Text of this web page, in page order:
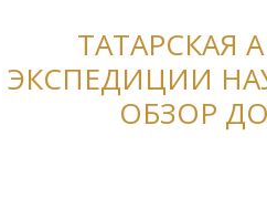
ТАТАРСКАЯ
ЭКСПЕДИЦИИ
ОБЗОР